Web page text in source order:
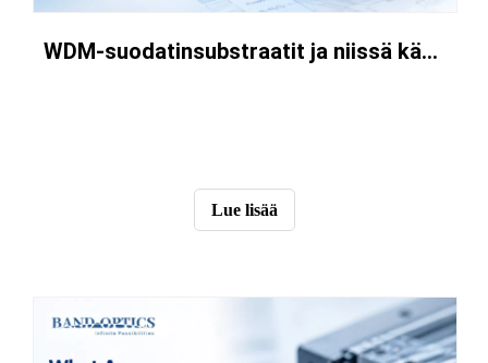
WDM-suodatinsubstraatit ja niissä käytetyt materiaalit
Lue lisää